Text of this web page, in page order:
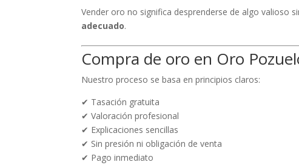
Vender oro no significa desprenderse de algo valioso
adecuado.
Compra de oro en Oro
Nuestro proceso se basa en principios claros:
✔ Tasación gratuita
✔ Valoración profesional
✔ Explicaciones sencillas
✔ Sin presión ni obligación de venta
✔ Pago inmediato